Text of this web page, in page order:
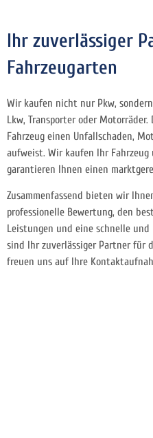
Ihr zuverlässiger
Fahrzeugarten
Wir kaufen nicht nur Pkw,
Lkw, Transporter oder
Fahrzeug einen Unfallschaden,
aufweist. Wir kaufen Ihr
garantieren Ihnen einen
Zusammenfassend bieten wir
professionelle Bewertung, den
Leistungen und eine schnelle
sind Ihr zuverlässiger Partner für
freuen uns auf Ihre